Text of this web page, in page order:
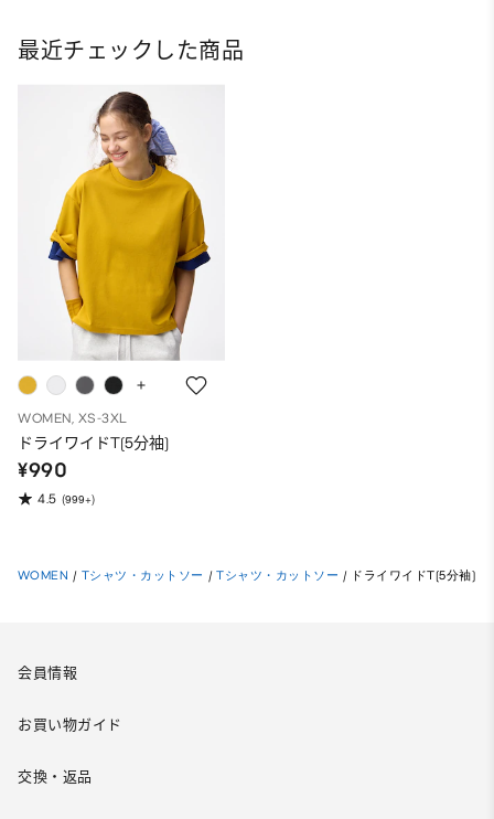
最近チェックした商品
WOMEN, XS-3XL
ドライワイドT(5分袖)
¥990
4.5 (999+)
WOMEN / Tシャツ・カットソー / Tシャツ・カットソー / ドライワイドT(5分袖)
会員情報
お買い物ガイド
交換・返品